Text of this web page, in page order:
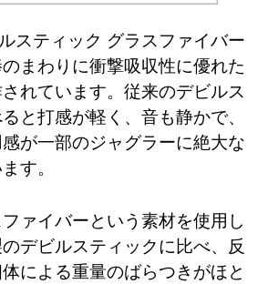
スティック グラスファイバー
まわりに衝撃吸収性に優れた
れています。従来のデビルス
と打感が軽く、音も静かで、
が一部のジャグラーに絶大な
す。
ァイバーという素材を使用し
デビルスティックに比べ、反
による重量のばらつきがほと